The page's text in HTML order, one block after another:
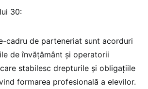
30:
cadru de parteneriat sunt acorduri
de învățământ și operatorii
stabilesc drepturile și obligațiile
formarea profesională a elevilor.